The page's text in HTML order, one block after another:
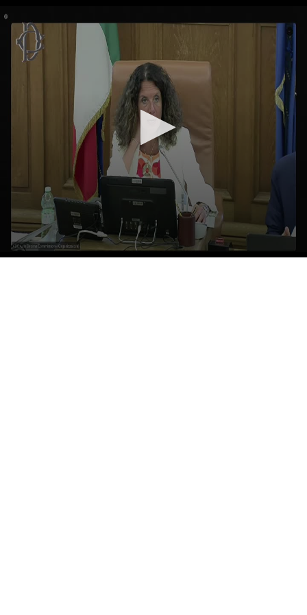
Vai al contenuto principale
WebTV Camera dei Deputati
Vai al menu di navigazione
Contenuto
Fine contenuto
Vai al contenuto principale Vai al menu di navigazione